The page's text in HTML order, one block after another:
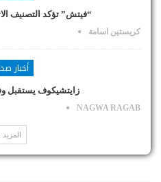
“فيتش” تؤكد التصنيف
كريستين اسامة
أخبار
زايتشيكوف يستقبل
NAGWA RAGAB
المزيد